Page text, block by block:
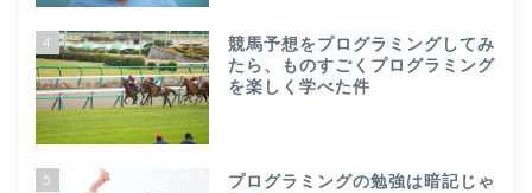
4
競馬予想をプログラミングしてみ
たら、ものすごくプログラミング
を楽しく学べた件
5
プログラミングの勉強は暗記じゃ